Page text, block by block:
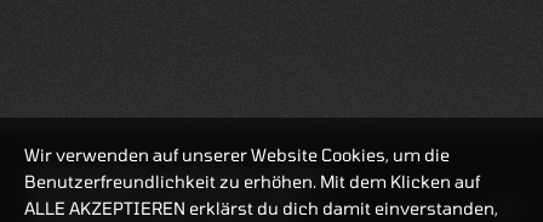
REALTIMEKURSE 06.08.2026
18:55:56
HANDELSZEIT
MO-FR: 7:30-23 UHR
Wir verwenden auf unserer Website Cookies, um die
Benutzerfreundlichkeit zu erhöhen. Mit dem Klicken auf
ALLE AKZEPTIEREN erklärst du dich damit einverstanden,